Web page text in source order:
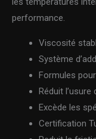
performance.
Viscosité
Système
Formules
Réduit
Excède les
Certification